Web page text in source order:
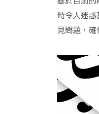
時令人迷
見問題，